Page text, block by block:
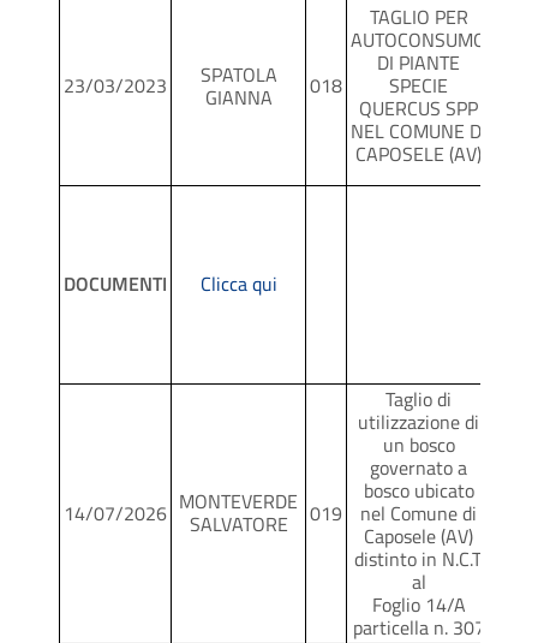
23/03/2023 SPATOLA
GIANNA 018
TAGLIO PER
AUTOCONSUMO
DI PIANTE
SPECIE
QUERCUS SPP
NEL COMUNE DI
CAPOSELE (AV)
DOCUMENTI Clicca qui
14/07/2026 MONTEVERDE
SALVATORE 019
Taglio di
utilizzazione di
un bosco
governato a
bosco ubicato
nel Comune di
Caposele (AV)
distinto in N.C.T.
al
Foglio 14/A
particella n. 307